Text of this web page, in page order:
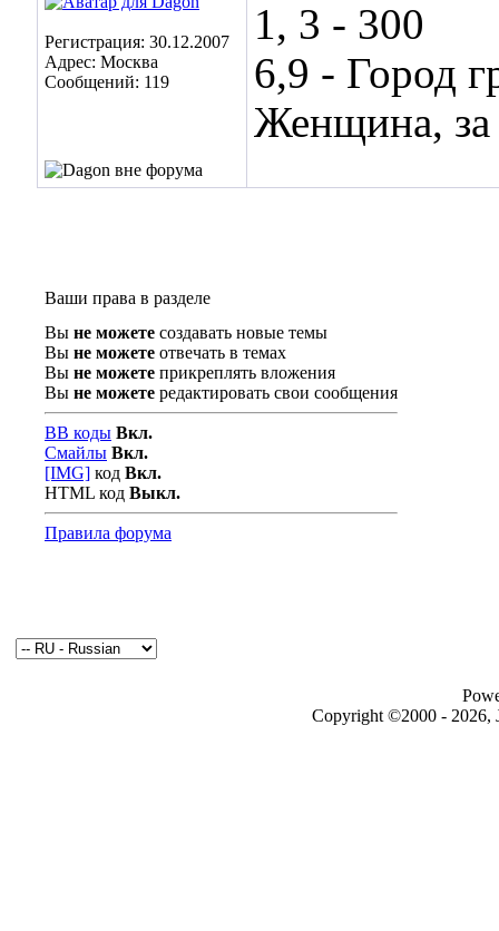
Регистрация: 30.12.2007
Адрес: Москва
Сообщений: 119
1, 3 - 300
6,9 - Город
Женщина, за
Ваши права в разделе
Вы не можете создавать новые темы
Вы не можете отвечать в темах
Вы не можете прикреплять вложения
Вы не можете редактировать свои сообщения
BB коды Вкл.
Смайлы Вкл.
[IMG] код Вкл.
HTML код Выкл.
Правила форума
Copyright ©2000 - 2026,